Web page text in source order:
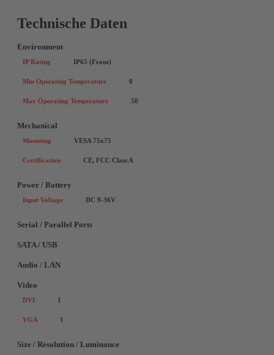
Technische Daten
Environment
IP Rating IP65 (Front)
Min Operating Temperature 0
Max Operating Temperature 50
Mechanical
Mounting VESA 75x75
Certification CE, FCC Class A
Power / Battery
Input Voltage DC 9-36V
Serial / Parallel Ports
SATA / USB
Audio / LAN
Video
DVI 1
VGA 1
Size / Resolution / Luminance